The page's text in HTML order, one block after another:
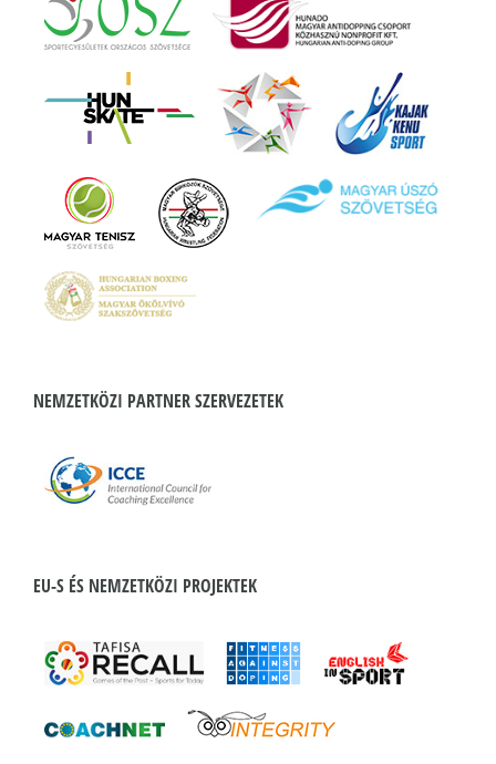
NEMZETKÖZI PARTNER SZERVEZETEK
EU-S ÉS NEMZETKÖZI PROJEKTEK